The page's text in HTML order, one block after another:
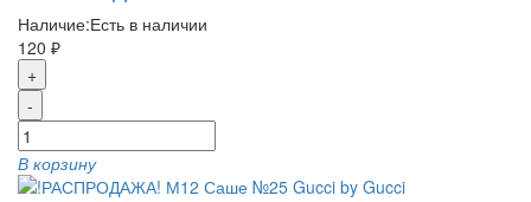
Наличие:Есть в наличии
120 ₽
+
-
В корзину